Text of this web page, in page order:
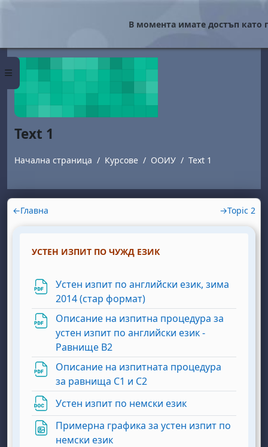
Страничен панел
В момента имате достъп като
Text 1
Начална страница Курсове ООИУ Text 1
Section outline
←Главна →Topic 2
УСТЕН ИЗПИТ ПО ЧУЖД ЕЗИК
Устен изпит по английски език, зима
2014 (стар формат)
Описание на изпитна процедура за
устен изпит по английски език -
Равнище В2
Описание на изпитната процедура
за равнища С1 и С2
Устен изпит по немски език
Примерна графика за устен изпит по
немски език